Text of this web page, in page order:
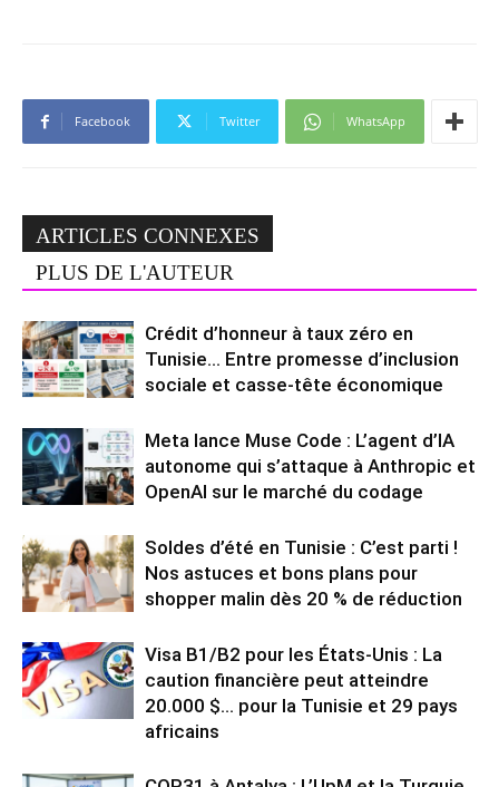
Facebook Twitter WhatsApp
ARTICLES CONNEXES
PLUS DE L'AUTEUR
Crédit d’honneur à taux zéro en
Tunisie… Entre promesse d’inclusion
sociale et casse-tête économique
Meta lance Muse Code : L’agent d’IA
autonome qui s’attaque à Anthropic et
OpenAI sur le marché du codage
Soldes d’été en Tunisie : C’est parti !
Nos astuces et bons plans pour
shopper malin dès 20 % de réduction
Visa B1/B2 pour les États-Unis : La
caution financière peut atteindre
20.000 $… pour la Tunisie et 29 pays
africains